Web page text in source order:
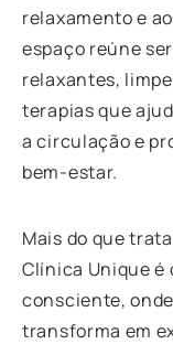
relaxamento e
espaço reúne
relaxantes,
terapias que
a circulação e
bem-estar.
Mais do que
Clínica Unique é
consciente,
transforma em